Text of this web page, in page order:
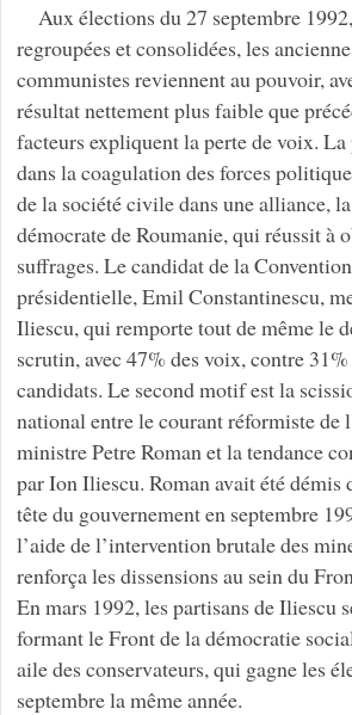
Aux élections du 27 septembre
regroupées et consolidées, les
communistes reviennent au pouvoir,
résultat nettement plus faible que
facteurs expliquent la perte de voix.
dans la coagulation des forces
de la société civile dans une alliance,
démocrate de Roumanie, qui réussit à
suffrages. Le candidat de la
présidentielle, Emil Constantinescu,
Iliescu, qui remporte tout de même le
scrutin, avec 47% des voix, contre
candidats. Le second motif est la
national entre le courant réformiste de
ministre Petre Roman et la tendance
par Ion Iliescu. Roman avait été démis
tête du gouvernement en septembre
l’aide de l’intervention brutale des
renforça les dissensions au sein du
En mars 1992, les partisans de Iliescu
formant le Front de la démocratie
aile des conservateurs, qui gagne les
septembre la même année.